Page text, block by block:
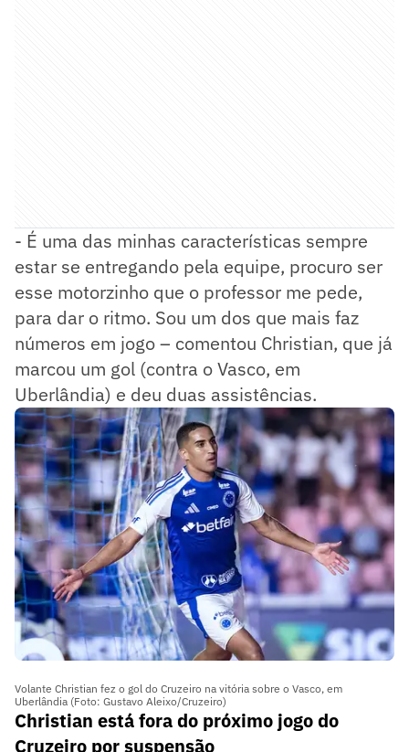
- É uma das minhas características sempre
estar se entregando pela equipe, procuro ser
esse motorzinho que o professor me pede,
para dar o ritmo. Sou um dos que mais faz
números em jogo – comentou Christian, que já
marcou um gol (contra o Vasco, em
Uberlândia) e deu duas assistências.
Volante Christian fez o gol do Cruzeiro na vitória sobre o Vasco, em
Uberlândia (Foto: Gustavo Aleixo/Cruzeiro)
Christian está fora do próximo jogo do
Cruzeiro por suspensão